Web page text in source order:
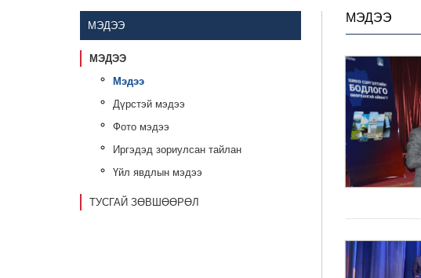
МЭДЭЭ
МЭДЭЭ
Мэдээ
Дүрстэй мэдээ
Фото мэдээ
Иргэдэд зориулсан тайлан
Үйл явдлын мэдээ
ТУСГАЙ ЗӨВШӨӨРӨЛ
МЭДЭЭ